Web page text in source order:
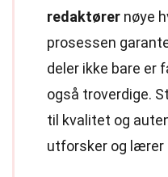
redaktører nøye
prosessen
deler ikke bare er
også troverdige.
til kvalitet og
utforsker og lærer